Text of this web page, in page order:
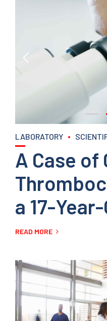
LABORATORY
A Case of
a 17-
READ MORE